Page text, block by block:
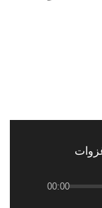
00:00